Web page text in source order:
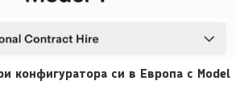
конфигуратора си в Европа с Model